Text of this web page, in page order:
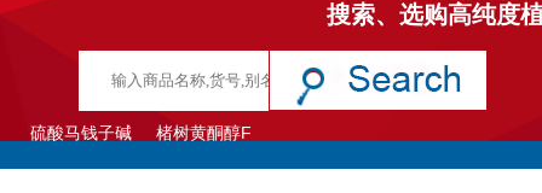
搜索、选购高纯度
硫酸马钱子碱 楮树黄酮醇F